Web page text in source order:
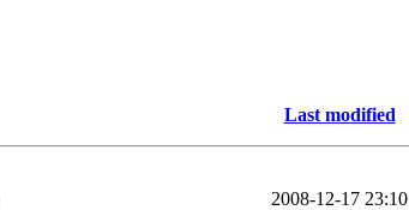
Last modified
2008-12-17 23:10